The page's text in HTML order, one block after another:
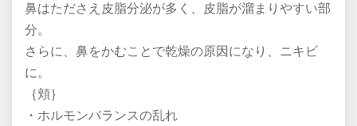
鼻はたださえ皮脂分泌が多く、皮脂が溜まりやすい部
分。
さらに、鼻をかむことで乾燥の原因になり、ニキビ
に。
｛頬｝
・ホルモンバランスの乱れ